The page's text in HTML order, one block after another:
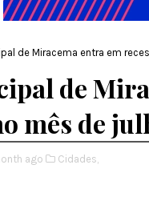
de Miracema entra em
de
mês de
ago Cidades,